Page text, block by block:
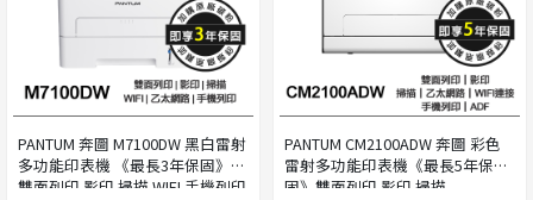
PANTUM 奔圖 M7100DW 黑白雷射
多功能印表機 《最長3年保固》
雙面列印 影印 掃描 WIFI 手機列印
PANTUM CM2100ADW 奔圖 彩色
雷射多功能印表機《最長5年保
固》雙面列印 影印 掃描